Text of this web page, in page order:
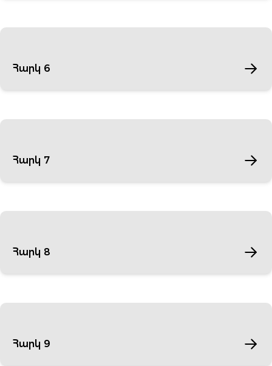
Հարկ 6
Հարկ 7
Հարկ 8
Հարկ 9